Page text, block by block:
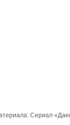
: Сериал